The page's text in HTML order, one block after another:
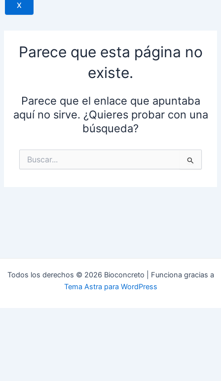
X
Parece que esta página no
existe.
Parece que el enlace que apuntaba
aquí no sirve. ¿Quieres probar con una
búsqueda?
Buscar
por:
Todos los derechos © 2026 Bioconcreto | Funciona gracias a
Tema Astra para WordPress